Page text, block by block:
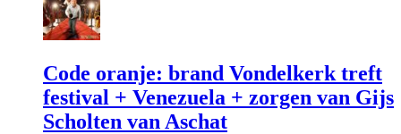
Code oranje: brand Vondelkerk treft
festival + Venezuela + zorgen van Gijs
Scholten van Aschat